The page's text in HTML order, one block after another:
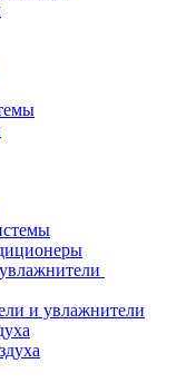
и увлажнители